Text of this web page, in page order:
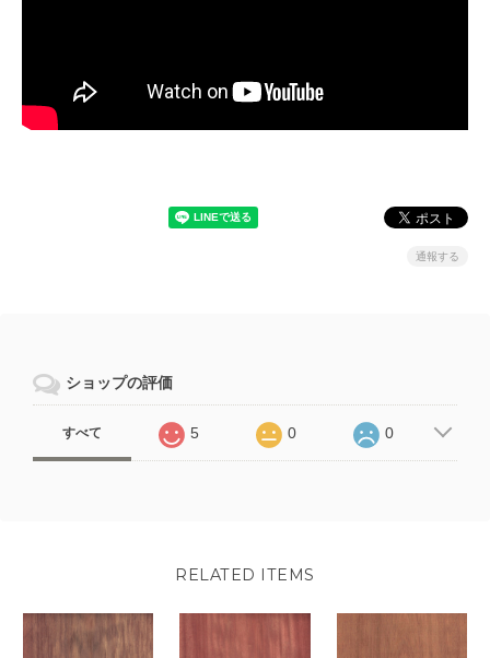
通報する
ショップの評価
すべて 5 0 0
RELATED ITEMS